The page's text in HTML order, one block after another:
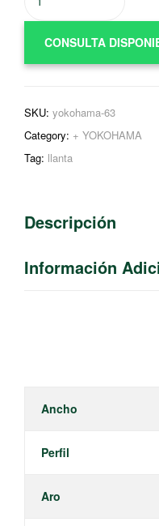
CONSULTA
SKU: yokohama-63
Category: + YOKOHAMA
Tag: llanta
Descripción
Información
Ancho
Perfil
Aro